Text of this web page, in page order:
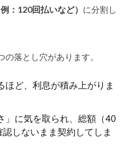
：120回払いなど） に分割し
の落とし穴があります。
ほど、利息が積み上がりま
」に気を取られ、総額（40
しないまま契約してしま